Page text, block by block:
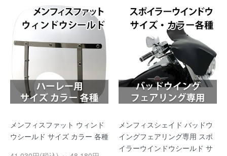
メンフィスファット ウィンド
ウシールド サイズ カラー 各種
メンフィスシェイド バッドウ
イングフェアリング専用 スポ
イラーウインドウシールド サ